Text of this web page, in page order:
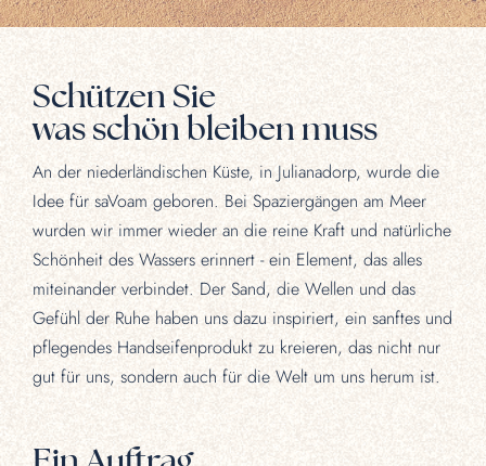
Schützen Sie
was schön bleiben muss
An der niederländischen Küste, in Julianadorp, wurde die
Idee für saVoam geboren. Bei Spaziergängen am Meer
wurden wir immer wieder an die reine Kraft und natürliche
Schönheit des Wassers erinnert - ein Element, das alles
miteinander verbindet. Der Sand, die Wellen und das
Gefühl der Ruhe haben uns dazu inspiriert, ein sanftes und
pflegendes Handseifenprodukt zu kreieren, das nicht nur
gut für uns, sondern auch für die Welt um uns herum ist.